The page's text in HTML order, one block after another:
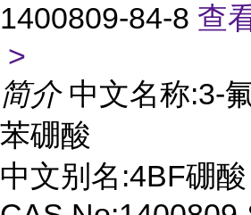
1400809-84-8 查
>
简介 中文名称:3-
苯硼酸
中文别名:4BF硼酸